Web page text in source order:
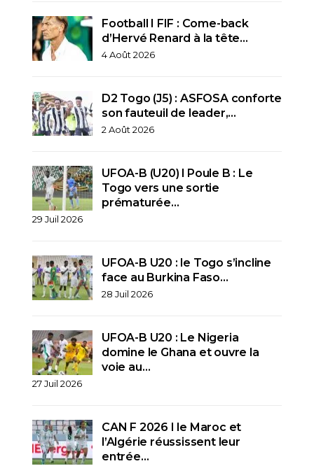
Football I FIF : Come-back
d’Hervé Renard à la tête…
4 Août 2026
D2 Togo (J5) : ASFOSA conforte
son fauteuil de leader,…
2 Août 2026
UFOA-B (U20) l Poule B : Le
Togo vers une sortie
prématurée…
29 Juil 2026
UFOA-B U20 : le Togo s’incline
face au Burkina Faso…
28 Juil 2026
UFOA-B U20 : Le Nigeria
domine le Ghana et ouvre la
voie au…
27 Juil 2026
CAN F 2026 I le Maroc et
l’Algérie réussissent leur
entrée…